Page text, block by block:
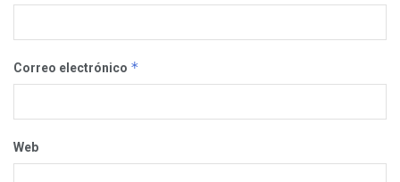
Correo electrónico *
Web